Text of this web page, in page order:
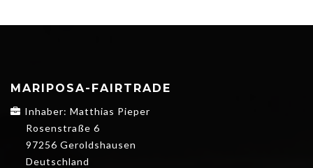
MARIPOSA-FAIRTRADE
Inhaber: Matthias Pieper
Rosenstraße 6
97256 Geroldshausen
Deutschland